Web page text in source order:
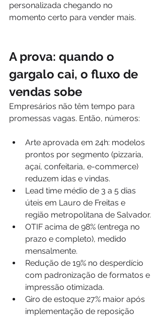
personalizada chegando no
momento certo para vender mais.
A prova: quando o
gargalo cai, o fluxo de
vendas sobe
Empresários não têm tempo para
promessas vagas. Então, números:
Arte aprovada em 24h: modelos
prontos por segmento (pizzaria,
açaí, confeitaria, e-commerce)
reduzem idas e vindas.
Lead time médio de 3 a 5 dias
úteis em Lauro de Freitas e
região metropolitana de Salvador.
OTIF acima de 98% (entrega no
prazo e completo), medido
mensalmente.
Redução de 19% no desperdício
com padronização de formatos e
impressão otimizada.
Giro de estoque 27% maior após
implementação de reposição